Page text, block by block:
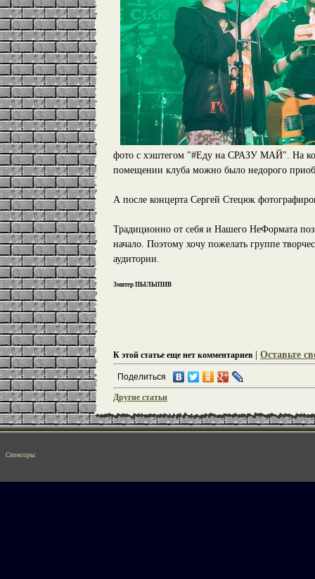
фото с хэштегом "#Еду на СРАЗУ МАЙ". На
помещении клуба можно было недорого
А после концерта Сергей Стецюк
Традиционно от себя и Нашего НеФормата
начало. Поэтому хочу пожелать группе
аудитории.
Змитер ПЫЛЫПИВ
К этой статье еще нет комментариев Оставьте
Поделиться
Другие статьи
Спонсоры: